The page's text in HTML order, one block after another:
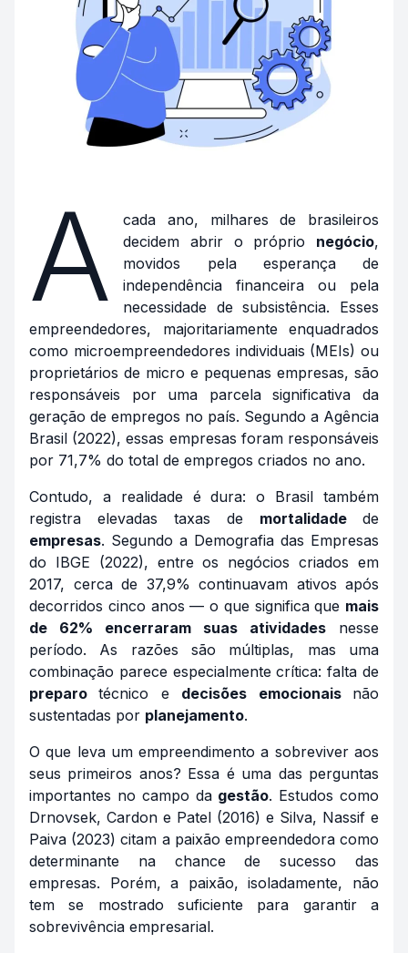
A
cada ano, milhares de brasileiros
decidem abrir o próprio negócio,
movidos pela esperança de
independência financeira ou pela
necessidade de subsistência. Esses
empreendedores, majoritariamente enquadrados
como microempreendedores individuais (MEIs) ou
proprietários de micro e pequenas empresas, são
responsáveis por uma parcela significativa da
geração de empregos no país. Segundo a Agência
Brasil (2022), essas empresas foram responsáveis
por 71,7% do total de empregos criados no ano.
Contudo, a realidade é dura: o Brasil também
registra elevadas taxas de mortalidade de
empresas. Segundo a Demografia das Empresas
do IBGE (2022), entre os negócios criados em
2017, cerca de 37,9% continuavam ativos após
decorridos cinco anos — o que significa que mais
de 62% encerraram suas atividades nesse
período. As razões são múltiplas, mas uma
combinação parece especialmente crítica: falta de
preparotécnico e decisões emocionais não
sustentadas por planejamento.
O que leva um empreendimento a sobreviver aos
seus primeiros anos? Essa é uma das perguntas
importantes no campo da gestão. Estudos como
Drnovsek, Cardon e Patel (2016) e Silva, Nassif e
Paiva (2023) citam a paixão empreendedora como
determinante na chance de sucesso das
empresas. Porém, a paixão, isoladamente, não
tem se mostrado suficiente para garantir a
sobrevivência empresarial.